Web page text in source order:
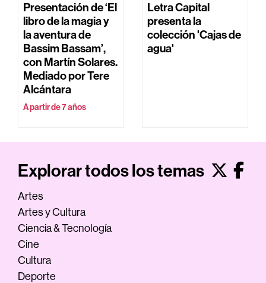
Presentación de ‘El
libro de la magia y
la aventura de
Bassim Bassam’,
con Martín Solares.
Mediado por Tere
Alcántara
A partir de 7 años
Letra Capital
presenta la
colección 'Cajas de
agua'
Explorar todos los temas
Artes
Artes y Cultura
Ciencia & Tecnología
Cine
Cultura
Deporte